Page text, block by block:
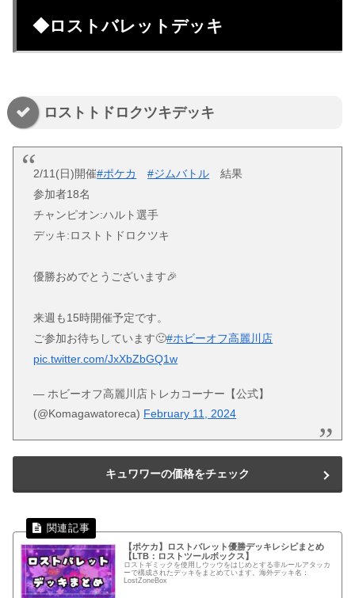
◆ロストバレットデッキ
ロストトドロクツキデッキ
2/11(日)開催#ポケカ #ジムバトル 結果
参加者18名
チャンピオン:ハルト選手
デッキ:ロストトドロクツキ
優勝おめでとうございます🎉
来週も15時開催予定です。
ご参加お待ちしています🙂#ホビーオフ高麗川店
pic.twitter.com/JxXbZbGQ1w
— ホビーオフ高麗川店トレカコーナー【公式】
(@Komagawatoreca) February 11, 2024
キュワワーの価格をチェック
【ポケカ】ロストバレット優勝デッキレシピまとめ
【LTB：ロストツールボックス】
ロストギミックを使用しウッウをはじめとする非ルールアタッカ
ーで構成されたデッキをまとめています。海外デッキ名：
LostZoneBox